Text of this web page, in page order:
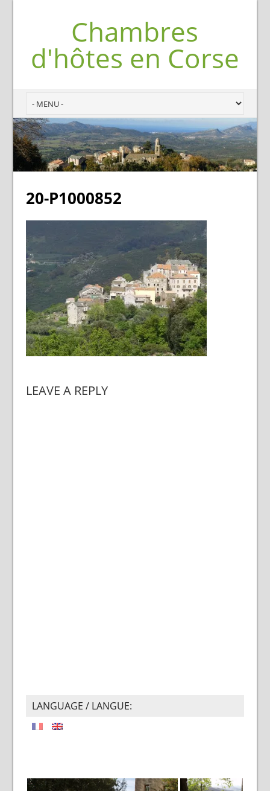
Chambres
d'hôtes en Corse
20-P1000852
LEAVE A REPLY
LANGUAGE / LANGUE: